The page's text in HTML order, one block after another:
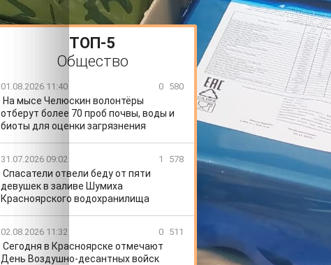
ТОП-5
Общество
01.08.2026 11:40 0 580
На мысе Челюскин волонтёры
отберут более 70 проб почвы, воды и
биоты для оценки загрязнения
31.07.2026 09:02 1 578
Спасатели отвели беду от пяти
девушек в заливе Шумиха
Красноярского водохранилища
02.08.2026 11:32 0 511
Сегодня в Красноярске отмечают
День Воздушно-десантных войск